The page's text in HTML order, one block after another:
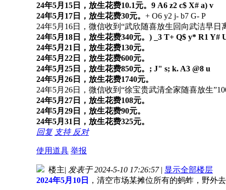
24年5月15日，放生花费10.1元。 9 A6 z2 c$ X# a) v
24年5月17日，放生花费30元。 + O6 y2 j- b7 G- P
24年5月16日，微信收到“武欣随喜放生回向武洁早日
24年5月18日，放生花费340元。 ) _3 T+ Q$ y* R1 Y#
24年5月21日，放生花费130元。
24年5月22日，放生花费600元。
24年5月25日，放生花费850元。 ; J" s; k. A3 @8 u
24年5月26日，放生花费1740元。
24年5月26日，微信收到“徐宝贵武清全家随喜放生
24年5月27日，放生花费108元。
24年5月29日，放生花费90元。
24年5月31日，放生花费325元。
回复 支持 反对
使用道具 举报
楼主| 发表于 2024-5-10 17:26:57 | 显示全部楼层
2024年5月10日
，清空市场某摊位所有的蚂蚱，野外